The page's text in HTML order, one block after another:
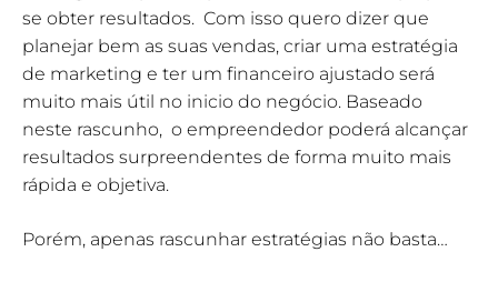
se obter resultados. Com isso quero dizer que
planejar bem as suas vendas, criar uma estratégia
de marketing e ter um financeiro ajustado será
muito mais útil no inicio do negócio. Baseado
neste rascunho, o empreendedor poderá alcançar
resultados surpreendentes de forma muito mais
rápida e objetiva.
Porém, apenas rascunhar estratégias não basta…